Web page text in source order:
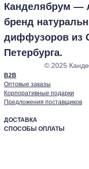
Канделябрум —
бренд
диффузоров из
Петербурга.
© 2025
В2В
Оптовые заказы
Корпоративные подарки
Предложения поставщиков
ДОСТАВКА
СПОСОБЫ ОПЛАТЫ